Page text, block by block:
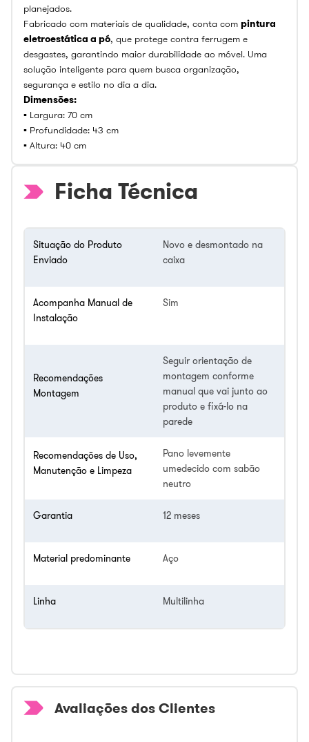
planejados.
Fabricado com materiais de qualidade, conta com pintura
eletroestática a pó, que protege contra ferrugem e
desgastes, garantindo maior durabilidade ao móvel. Uma
solução inteligente para quem busca organização,
segurança e estilo no dia a dia.
Dimensões:
▪️ Largura: 70 cm
▪️ Profundidade: 43 cm
▪️ Altura: 40 cm
Ficha Técnica
Situação do Produto
Enviado
Novo e desmontado na
caixa
Acompanha Manual de
Instalação
Sim
Recomendações
Montagem
Seguir orientação de
montagem conforme
manual que vai junto ao
produto e fixá-lo na
parede
Recomendações de Uso,
Manutenção e Limpeza
Pano levemente
umedecido com sabão
neutro
Garantia 12 meses
Material predominante Aço
Linha Multilinha
Avaliações dos Clientes